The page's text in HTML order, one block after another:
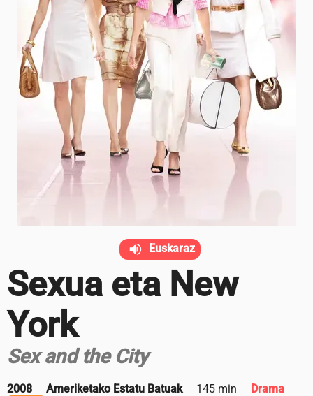
Sexua eta New
York
Sex and the City
2008 Ameriketako Estatu Batuak 145 min
Drama
Euskaraz